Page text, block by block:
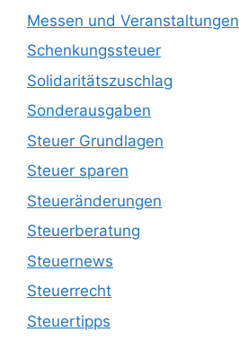
Messen und Veranstaltungen
Schenkungssteuer
Solidaritätszuschlag
Sonderausgaben
Steuer Grundlagen
Steuer sparen
Steueränderungen
Steuerberatung
Steuernews
Steuerrecht
Steuertipps